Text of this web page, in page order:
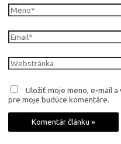
Uložiť moje meno, e-mail
pre moje budúce komentáre.